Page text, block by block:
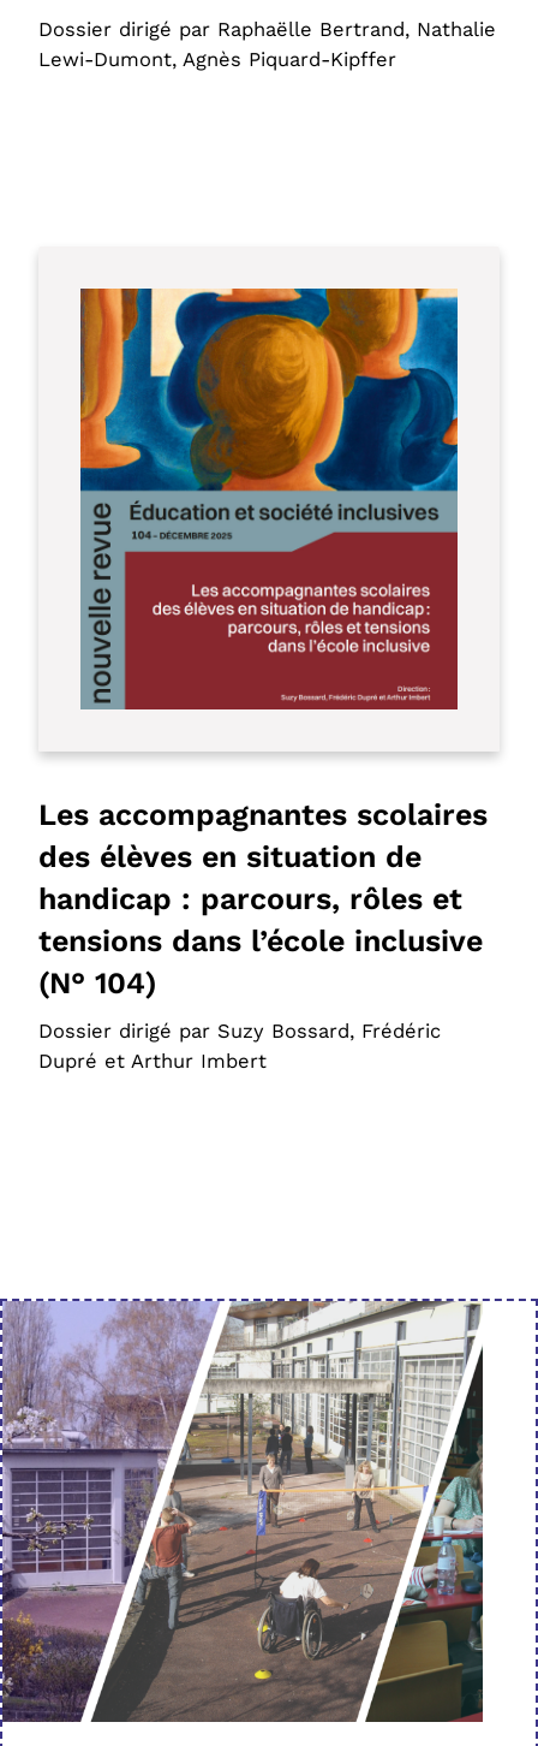
Dossier dirigé par Raphaëlle Bertrand, Nathalie
Lewi-Dumont, Agnès Piquard-Kipffer
Les accompagnantes scolaires
des élèves en situation de
handicap : parcours, rôles et
tensions dans l’école inclusive
(N° 104)
Dossier dirigé par Suzy Bossard, Frédéric
Dupré et Arthur Imbert